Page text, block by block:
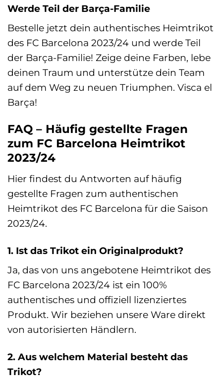
Werde Teil der Barça-Familie
Bestelle jetzt dein authentisches Heimtrikot
des FC Barcelona 2023/24 und werde Teil
der Barça-Familie! Zeige deine Farben, lebe
deinen Traum und unterstütze dein Team
auf dem Weg zu neuen Triumphen. Visca el
Barça!
FAQ – Häufig gestellte Fragen
zum FC Barcelona Heimtrikot
2023/24
Hier findest du Antworten auf häufig
gestellte Fragen zum authentischen
Heimtrikot des FC Barcelona für die Saison
2023/24.
1. Ist das Trikot ein Originalprodukt?
Ja, das von uns angebotene Heimtrikot des
FC Barcelona 2023/24 ist ein 100%
authentisches und offiziell lizenziertes
Produkt. Wir beziehen unsere Ware direkt
von autorisierten Händlern.
2. Aus welchem Material besteht das
Trikot?